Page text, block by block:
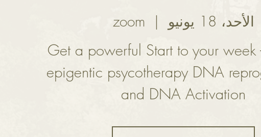
الأحد، 18 يونيو
  |
zoom
Get a powerful Start to your
epigentic psycotherapy DNA
and DNA Activation